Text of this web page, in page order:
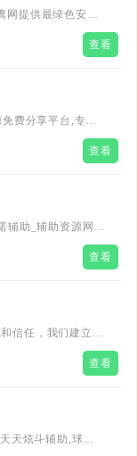
网提供最绿色安全
助,单机游戏,手机软
联网软件资源平台查看
费分享平台,专注
码,技术导航等,聚
查看
辅助_辅助资源网_
- 综合交流分享我
查看
信任，我们建立一
，我们为您提供了
任何问题等等！
查看
天炫斗辅助,球球